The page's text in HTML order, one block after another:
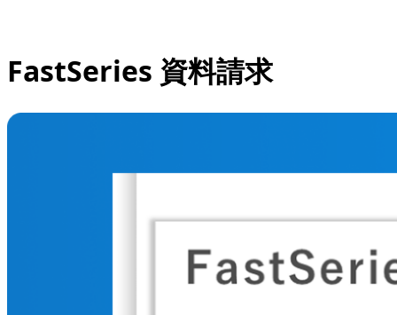
FastSeries 資料請求